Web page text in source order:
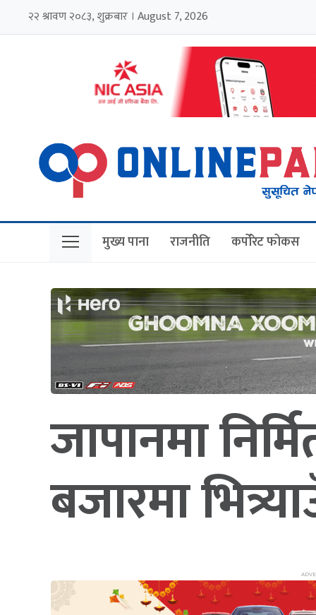
२२ श्रावण २०८३, शुक्रबार । August 7, 2026
मुख्य पाना राजनीति कर्पोरेट फोकस
जापानमा
बजारमा